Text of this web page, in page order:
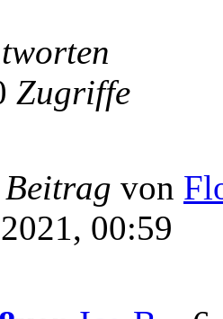
Zugriffe
von
00:59